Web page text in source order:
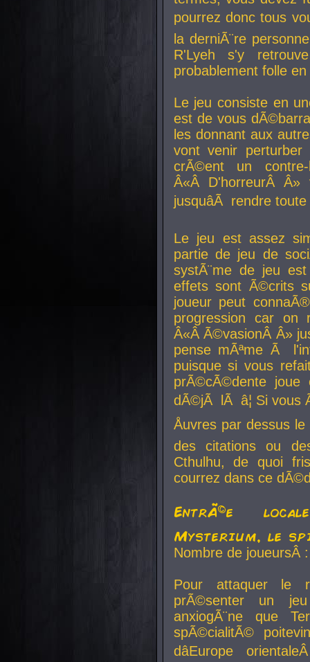
pourrez donc tous
la derniÃ¨re
R'Lyeh s'y
probablement folle
Le jeu consiste en
est de vous
les donnant aux
vont venir perturber
crÃ©ent un
Â«Â D'horreurÂ
jusquâÃ rendre
Le jeu est assez
partie de jeu de
systÃ¨me de jeu
effets sont Ã©crits
joueur peut
progression car
Â«Â Ã©vasionÂ Â»
pense mÃªme Ã
puisque si vous
prÃ©cÃ©dente
dÃ©jÃ lÃ â¦ Si vous
Åuvres par dessus
des citations ou
Cthulhu, de quoi
courrez dans ce
EntrÃ©e
Mysterium, le
Nombre de
Pour attaquer le
prÃ©senter un
anxiogÃ¨ne que
spÃ©cialitÃ©
dâEurope